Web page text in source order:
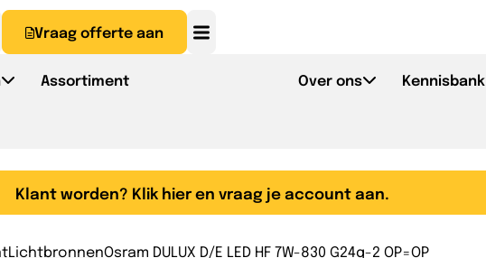
Vraag offerte aan
Assortiment Over ons Kennisbank
Klant worden? Klik hier en vraag je account aan.
LichtbronnenOsram DULUX D/E LED HF 7W-830 G24q-2 OP=OP